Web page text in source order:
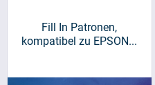
Fill In Patronen,
kompatibel zu EPSON...